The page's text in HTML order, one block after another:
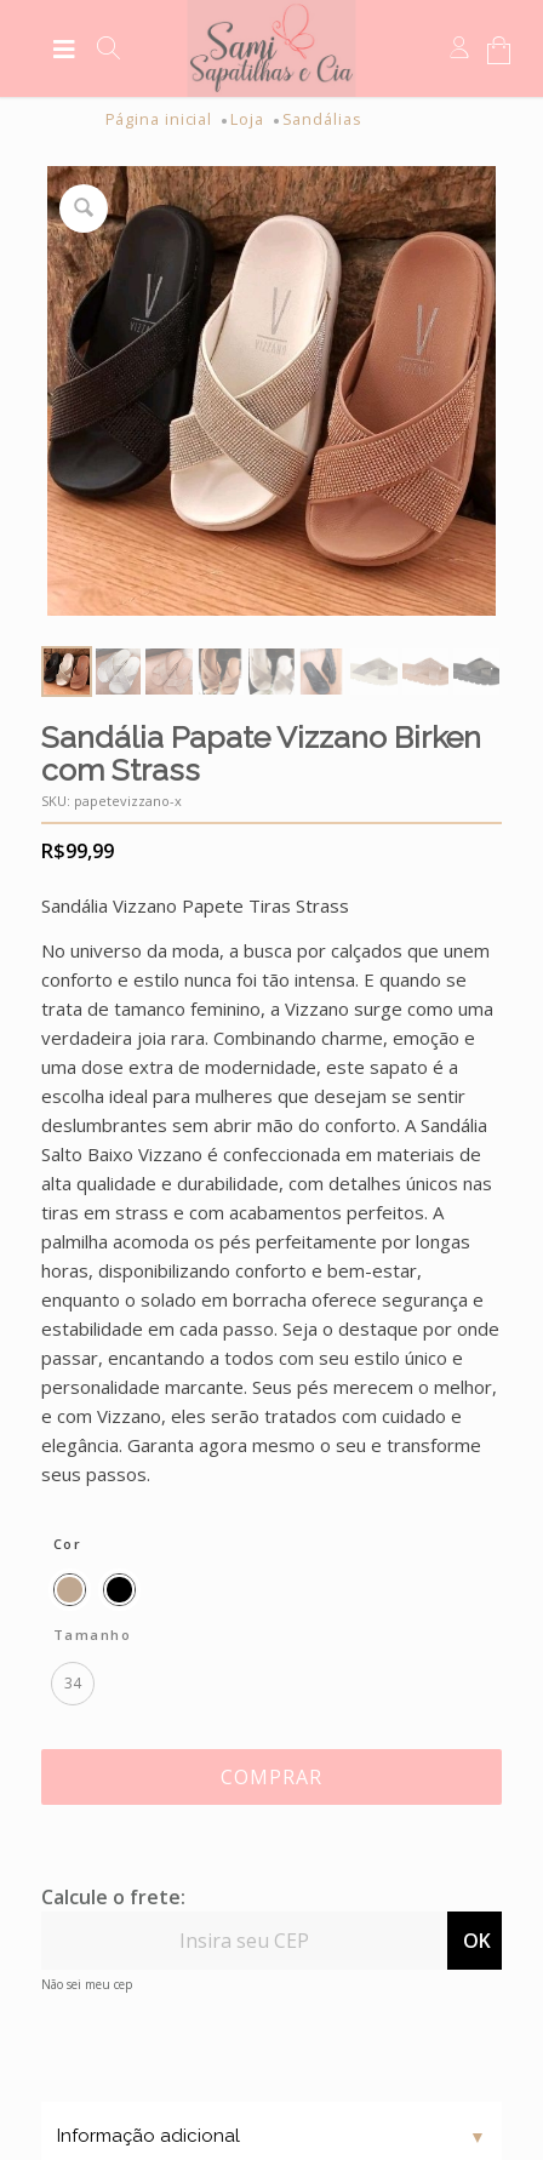
Página inicial Loja Sandálias
Sandália Papate Vizzano Birken
com Strass
SKU: papetevizzano-x
R$99,99
Sandália Vizzano Papete Tiras Strass
No universo da moda, a busca por calçados que unem
conforto e estilo nunca foi tão intensa. E quando se
trata de tamanco feminino, a Vizzano surge como uma
verdadeira joia rara. Combinando charme, emoção e
uma dose extra de modernidade, este sapato é a
escolha ideal para mulheres que desejam se sentir
deslumbrantes sem abrir mão do conforto. A Sandália
Salto Baixo Vizzano é confeccionada em materiais de
alta qualidade e durabilidade, com detalhes únicos nas
tiras em strass e com acabamentos perfeitos. A
palmilha acomoda os pés perfeitamente por longas
horas, disponibilizando conforto e bem-estar,
enquanto o solado em borracha oferece segurança e
estabilidade em cada passo. Seja o destaque por onde
passar, encantando a todos com seu estilo único e
personalidade marcante. Seus pés merecem o melhor,
e com Vizzano, eles serão tratados com cuidado e
elegância. Garanta agora mesmo o seu e transforme
seus passos.
Cor
Tamanho
34
COMPRAR
Calcule o frete:
OK
Não sei meu cep
Informação adicional ▼